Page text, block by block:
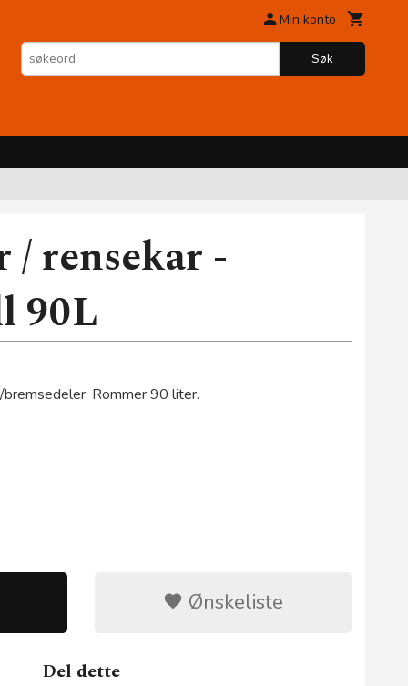
Min konto
Søk
/ rensekar -
90L
Rommer 90 liter.
Ønskeliste
Del dette